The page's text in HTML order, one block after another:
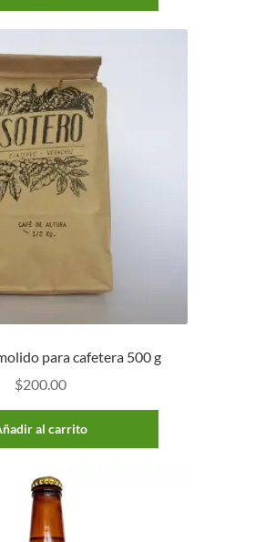
para cafetera 500 g
$200.00
al carrito